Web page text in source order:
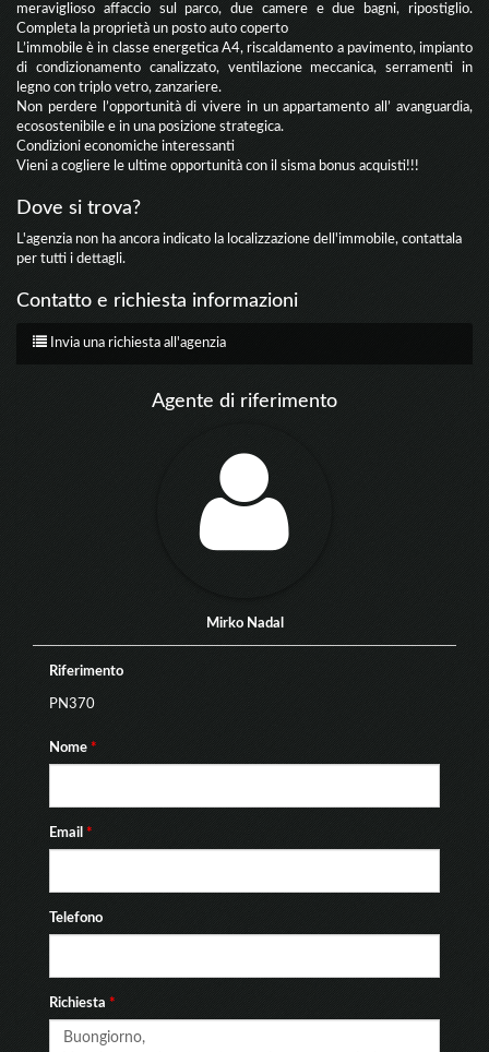
meraviglioso affaccio sul parco, due camere e due bagni, ripostiglio.
Completa la proprietà un posto auto coperto
L’immobile è in classe energetica A4, riscaldamento a pavimento, impianto
di condizionamento canalizzato, ventilazione meccanica, serramenti in
legno con triplo vetro, zanzariere.
Non perdere l’opportunità di vivere in un appartamento all’ avanguardia,
ecosostenibile e in una posizione strategica.
Condizioni economiche interessanti
Vieni a cogliere le ultime opportunità con il sisma bonus acquisti!!!
Dove si trova?
L'agenzia non ha ancora indicato la localizzazione dell'immobile, contattala
per tutti i dettagli.
Contatto e richiesta informazioni
Invia una richiesta all'agenzia
Agente di riferimento
Mirko Nadal
Riferimento
PN370
Nome *
Email *
Telefono
Richiesta *